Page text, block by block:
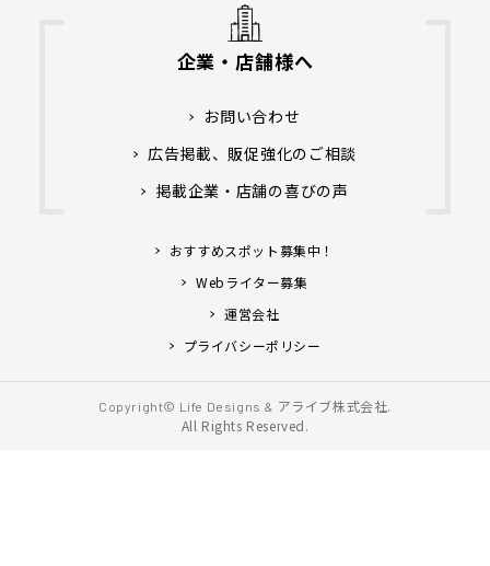
企業・店舗様へ
お問い合わせ
広告掲載、販促強化のご相談
掲載企業・店舗の喜びの声
おすすめスポット募集中！
Webライター募集
運営会社
プライバシーポリシー
Copyright© Life Designs & アライブ株式会社.
All Rights Reserved.